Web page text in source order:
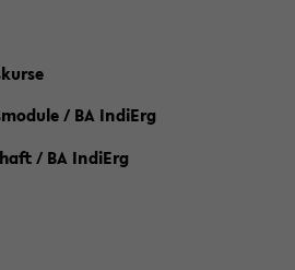
/ BA IndiErg
/ BA IndiErg